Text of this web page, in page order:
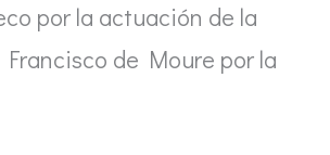
por la actuación de la
Francisco de Moure por la